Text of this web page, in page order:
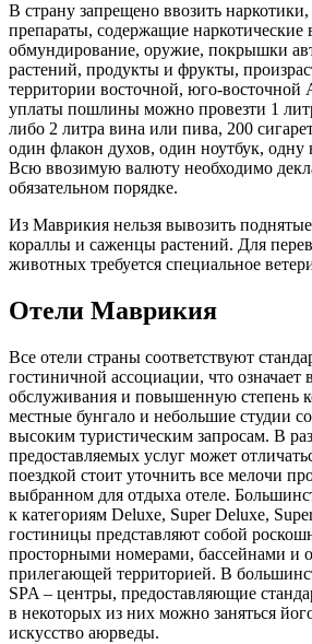
В страну запрещено ввозить
препараты, содержащие наркотические
обмундирование, оружие, покрышки
растений, продукты и фрукты,
территории восточной, юго-
уплаты пошлины можно провезти 1
либо 2 литра вина или пива, 200
один флакон духов, один ноутбук, одну
Всю ввозимую валюту необходимо
обязательном порядке.
Из Маврикия нельзя вывозить
кораллы и саженцы растений. Для
животных требуется специальное
Отели Маврикия
Все отели страны соответствуют
гостиничной ассоциации, что означает
обслуживания и повышенную степень
местные бунгало и небольшие студии
высоким туристическим запросам. В
предоставляемых услуг может
поездкой стоит уточнить все мелочи
выбранном для отдыха отеле.
к категориям Deluxe, Super Deluxe,
гостиницы представляют собой
просторными номерами, бассейнами и
прилегающей территорией. В
SPA – центры, предоставляющие
в некоторых из них можно заняться
искусство аюрведы.